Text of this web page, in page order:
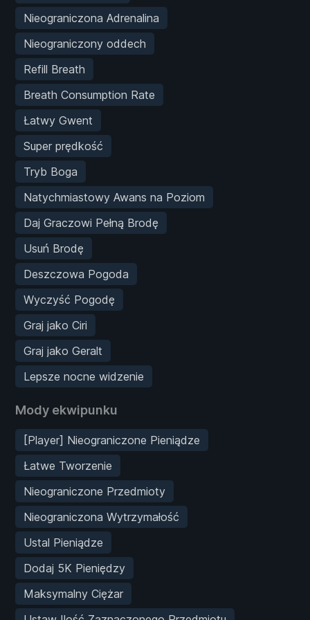
Nieograniczona Adrenalina
Nieograniczony oddech
Refill Breath
Breath Consumption Rate
Łatwy Gwent
Super prędkość
Tryb Boga
Natychmiastowy Awans na Poziom
Daj Graczowi Pełną Brodę
Usuń Brodę
Deszczowa Pogoda
Wyczyść Pogodę
Graj jako Ciri
Graj jako Geralt
Lepsze nocne widzenie
Mody ekwipunku
[Player] Nieograniczone Pieniądze
Łatwe Tworzenie
Nieograniczone Przedmioty
Nieograniczona Wytrzymałość
Ustal Pieniądze
Dodaj 5K Pieniędzy
Maksymalny Ciężar